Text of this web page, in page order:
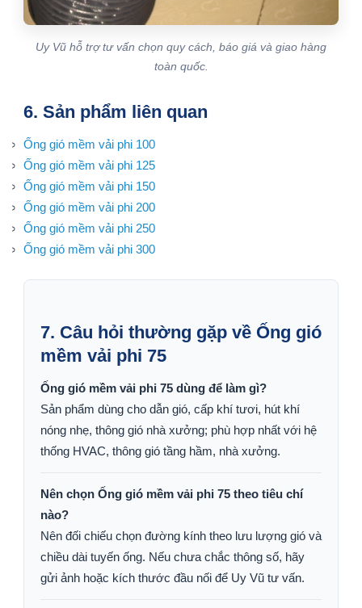
Uy Vũ hỗ trợ tư vấn chọn quy cách, báo giá và giao hàng
toàn quốc.
6. Sản phẩm liên quan
Ống gió mềm vải phi 100
Ống gió mềm vải phi 125
Ống gió mềm vải phi 150
Ống gió mềm vải phi 200
Ống gió mềm vải phi 250
Ống gió mềm vải phi 300
7. Câu hỏi thường gặp về Ống gió
mềm vải phi 75
Ống gió mềm vải phi 75 dùng để làm gì?
Sản phẩm dùng cho dẫn gió, cấp khí tươi, hút khí
nóng nhẹ, thông gió nhà xưởng; phù hợp nhất với hệ
thống HVAC, thông gió tầng hầm, nhà xưởng.
Nên chọn Ống gió mềm vải phi 75 theo tiêu chí
nào?
Nên đối chiếu chọn đường kính theo lưu lượng gió và
chiều dài tuyến ống. Nếu chưa chắc thông số, hãy
gửi ảnh hoặc kích thước đầu nối để Uy Vũ tư vấn.